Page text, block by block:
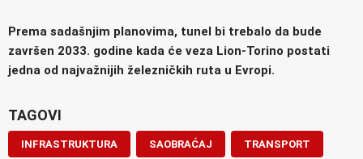
Prema sadašnjim planovima, tunel bi trebalo da bude
završen 2033. godine kada će veza Lion-Torino postati
jedna od najvažnijih železničkih ruta u Evropi.
TAGOVI
INFRASTRUKTURA SAOBRAĆAJ TRANSPORT